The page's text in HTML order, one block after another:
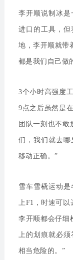
李开顺说制冰
进口的工具，
地，李开顺就带
都是我们自己做
3个小时高强度
9点之后虽然是
团队一刻也不敢
们，我们就去
移动正确。”
雪车雪橇运动
上F1，时速可以
李开顺都会仔细
上的划痕就必
相当危险的。”